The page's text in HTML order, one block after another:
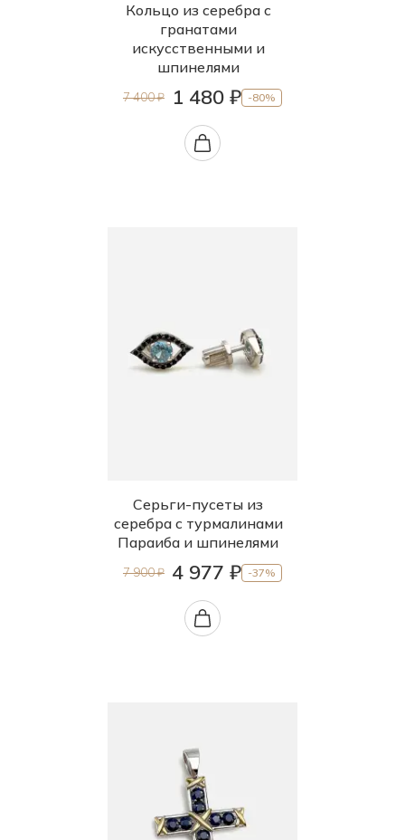
Кольцо из серебра с
гранатами
искусственными и
шпинелями
7 400 ₽ 1 480 ₽ -80%
Серьги-пусеты из
серебра с турмалинами
Параиба и шпинелями
7 900 ₽ 4 977 ₽ -37%